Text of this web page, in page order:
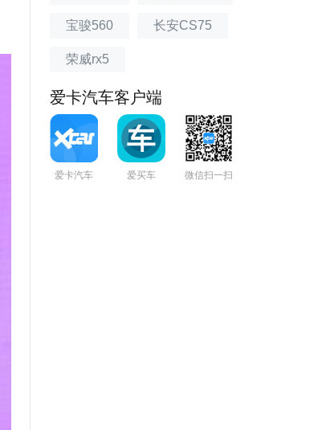
宝骏560 长安CS75
荣威rx5
爱卡汽车客户端
爱卡汽车 爱买车 微信扫一扫